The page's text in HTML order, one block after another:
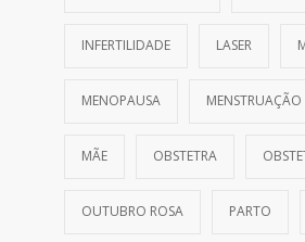
INFERTILIDADE LASER
MENOPAUSA MENSTRUAÇÃO
MÃE OBSTETRA
OUTUBRO ROSA PARTO